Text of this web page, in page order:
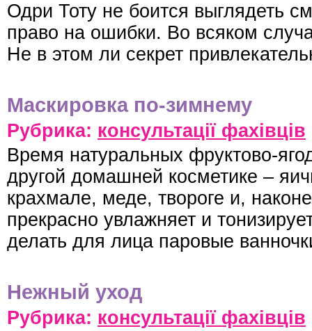
Одри Тоту не боится выглядеть
право на ошибки. Во всяком
Не в этом ли секрет
Маскировка по-зимнему
Рубрика: консультації фахівців
Время натуральных фруктово-
другой домашней косметике –
крахмале, меде, твороге и,
прекрасно увлажняет и
делать для лица паровые
Нежный уход
Рубрика: консультації фахівців